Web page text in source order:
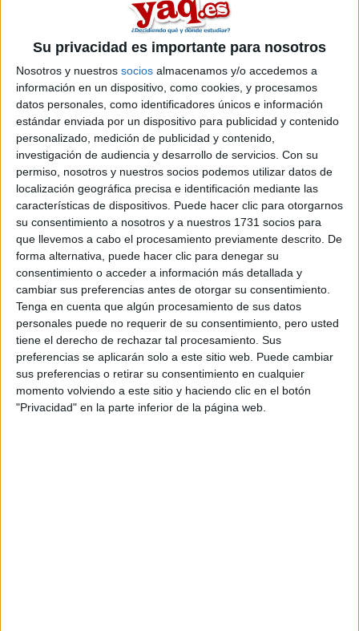
Su privacidad es importante para nosotros
Nosotros y nuestros socios almacenamos y/o accedemos a
información en un dispositivo, como cookies, y procesamos
datos personales, como identificadores únicos e información
estándar enviada por un dispositivo para publicidad y contenido
personalizado, medición de publicidad y contenido,
investigación de audiencia y desarrollo de servicios. Con su
permiso, nosotros y nuestros socios podemos utilizar datos de
localización geográfica precisa e identificación mediante las
características de dispositivos. Puede hacer clic para otorgarnos
su consentimiento a nosotros y a nuestros 1731 socios para
que llevemos a cabo el procesamiento previamente descrito. De
forma alternativa, puede hacer clic para denegar su
consentimiento o acceder a información más detallada y
cambiar sus preferencias antes de otorgar su consentimiento.
Tenga en cuenta que algún procesamiento de sus datos
personales puede no requerir de su consentimiento, pero usted
tiene el derecho de rechazar tal procesamiento. Sus
preferencias se aplicarán solo a este sitio web. Puede cambiar
sus preferencias o retirar su consentimiento en cualquier
momento volviendo a este sitio y haciendo clic en el botón
"Privacidad" en la parte inferior de la página web.
Sobre ti
Soy:*
Chico
Chica
¿En qué año terminas (o terminaste) bachillerato o FP?
Soy estudiante de:*
Términos y Condiciones de Uso
Aceptolos Términos y Condicionesde uso*